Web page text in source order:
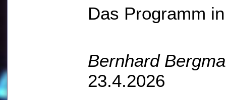
Das Programm
Bernhard
23.4.2026